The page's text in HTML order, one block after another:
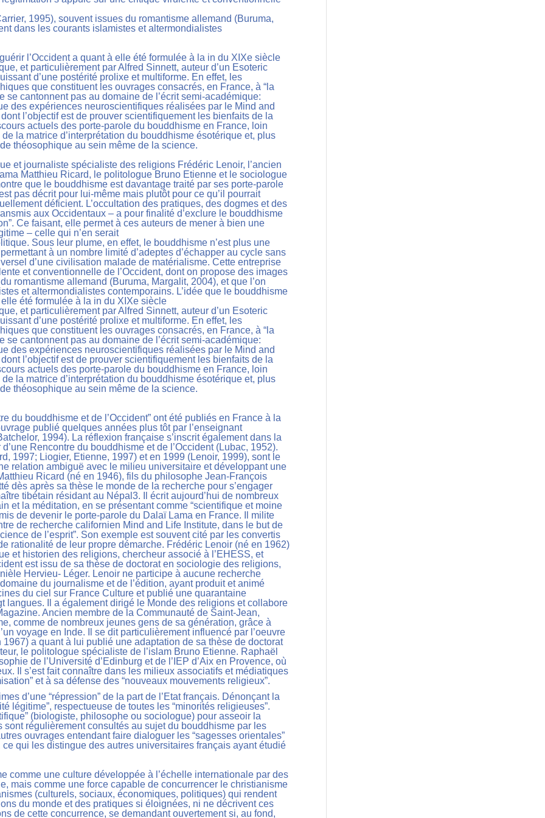
1995), souvent issues du romantisme allemand (Buruma,
dans les courants islamistes et altermondialistes
l’Occident a quant à elle été formulée à la in du XIXe siècle
et particulièrement par Alfred Sinnett, auteur d’un Esoteric
d’une postérité prolixe et multiforme. En effet, les
que constituent les ouvrages consacrés, en France, à “la
se cantonnent pas au domaine de l’écrit semi-académique:
des expériences neuroscientifiques réalisées par le Mind and
l’objectif est de prouver scientifiquement les bienfaits de la
actuels des porte-parole du bouddhisme en France, loin
la matrice d’interprétation du bouddhisme ésotérique et, plus
théosophique au sein même de la science.
et journaliste spécialiste des religions Frédéric Lenoir, l’ancien
Matthieu Ricard, le politologue Bruno Etienne et le sociologue
que le bouddhisme est davantage traité par ses porte-parole
pas décrit pour lui-même mais plutôt pour ce qu’il pourrait
déficient. L’occultation des pratiques, des dogmes et des
aux Occidentaux – a pour finalité d’exclure le bouddhisme
Ce faisant, elle permet à ces auteurs de mener à bien une
– celle qui n’en serait
Sous leur plume, en effet, le bouddhisme n’est plus une
à un nombre limité d’adeptes d’échapper au cycle sans
d’une civilisation malade de matérialisme. Cette entreprise
et conventionnelle de l’Occident, dont on propose des images
romantisme allemand (Buruma, Margalit, 2004), et que l’on
et altermondialistes contemporains. L’idée que le bouddhisme
été formulée à la in du XIXe siècle
et particulièrement par Alfred Sinnett, auteur d’un Esoteric
d’une postérité prolixe et multiforme. En effet, les
que constituent les ouvrages consacrés, en France, à “la
se cantonnent pas au domaine de l’écrit semi-académique:
des expériences neuroscientifiques réalisées par le Mind and
l’objectif est de prouver scientifiquement les bienfaits de la
actuels des porte-parole du bouddhisme en France, loin
la matrice d’interprétation du bouddhisme ésotérique et, plus
théosophique au sein même de la science.
du bouddhisme et de l’Occident” ont été publiés en France à la
publié quelques années plus tôt par l’enseignant
1994). La réflexion française s’inscrit également dans la
Rencontre du bouddhisme et de l’Occident (Lubac, 1952).
1997; Liogier, Etienne, 1997) et en 1999 (Lenoir, 1999), sont le
relation ambiguë avec le milieu universitaire et développant une
Ricard (né en 1946), fils du philosophe Jean-François
dès après sa thèse le monde de la recherche pour s’engager
tibétain résidant au Népal3. Il écrit aujourd’hui de nombreux
et la méditation, en se présentant comme “scientifique et moine
de devenir le porte-parole du Dalaï Lama en France. Il milite
de recherche californien Mind and Life Institute, dans le but de
de l’esprit”. Son exemple est souvent cité par les convertis
rationalité de leur propre démarche. Frédéric Lenoir (né en 1962)
et historien des religions, chercheur associé à l’EHESS, et
est issu de sa thèse de doctorat en sociologie des religions,
Hervieu- Léger. Lenoir ne participe à aucune recherche
du journalisme et de l’édition, ayant produit et animé
du ciel sur France Culture et publié une quarantaine
langues. Il a également dirigé le Monde des religions et collabore
Ancien membre de la Communauté de Saint-Jean,
comme de nombreux jeunes gens de sa génération, grâce à
voyage en Inde. Il se dit particulièrement influencé par l’oeuvre
a quant à lui publié une adaptation de sa thèse de doctorat
le politologue spécialiste de l’islam Bruno Etienne. Raphaël
de l’Université d’Edinburg et de l’IEP d’Aix en Provence, où
Il s’est fait connaître dans les milieux associatifs et médiatiques
et à sa défense des “nouveaux mouvements religieux”.
d’une “répression” de la part de l’Etat français. Dénonçant la
légitime”, respectueuse de toutes les “minorités religieuses”.
(biologiste, philosophe ou sociologue) pour asseoir la
sont régulièrement consultés au sujet du bouddhisme par les
ouvrages entendant faire dialoguer les “sagesses orientales”
qui les distingue des autres universitaires français ayant étudié
comme une culture développée à l’échelle internationale par des
mais comme une force capable de concurrencer le christianisme
(culturels, sociaux, économiques, politiques) qui rendent
du monde et des pratiques si éloignées, ni ne décrivent ces
de cette concurrence, se demandant ouvertement si, au fond,